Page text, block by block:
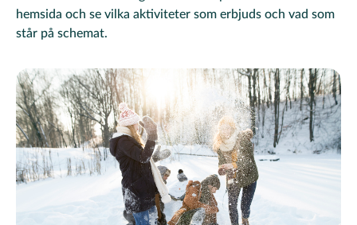
hemsida och se vilka aktiviteter som erbjuds och vad som
står på schemat.